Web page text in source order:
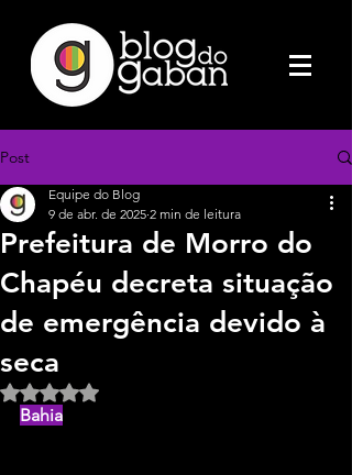
Post
Prefeitura de Morro do
Chapéu decreta situação
de emergência devido à
seca
Equipe do Blog
9 de abr. de 2025 2 min de leitura
Avaliado com NaN de 5 estrelas.
Bahia